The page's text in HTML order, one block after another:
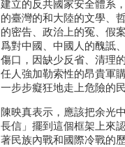
建立的反共國家安全體系
的臺灣的和大陸的文學、
的密告、政治上的冤、假
爲對中國、中國人的醜詆
傷口，因缺少反省、清理
任人強加勒索性的昂貴軍
一步步癡狂地走上危險的
陳映真表示，應該把余光
長信」擺到這個框架上來
著民族內戰和國際冷戰的